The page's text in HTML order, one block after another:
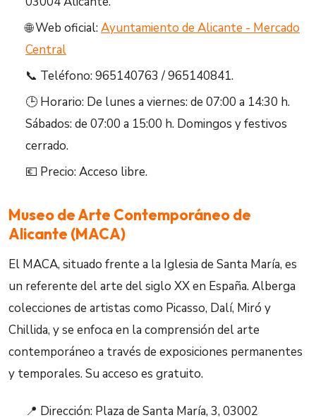
🌐 Web oficial:Ayuntamiento de Alicante - Mercado
Central
📞 Teléfono: 965140763 / 965140841.
🕒 Horario: De lunes a viernes: de 07:00 a 14:30 h.
Sábados: de 07:00 a 15:00 h. Domingos y festivos
cerrado.
💶 Precio: Acceso libre.
Museo de Arte Contemporáneo de
Alicante (MACA)
El MACA, situado frente a la Iglesia de Santa María, es
un referente del arte del siglo XX en España. Alberga
colecciones de artistas como Picasso, Dalí, Miró y
Chillida, y se enfoca en la comprensión del arte
contemporáneo a través de exposiciones permanentes
y temporales. Su acceso es gratuito.
📍 Dirección: Plaza de Santa María, 3, 03002